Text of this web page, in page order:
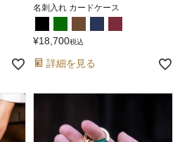
名刺入れ カードケース
¥18,700税込
詳細を見る